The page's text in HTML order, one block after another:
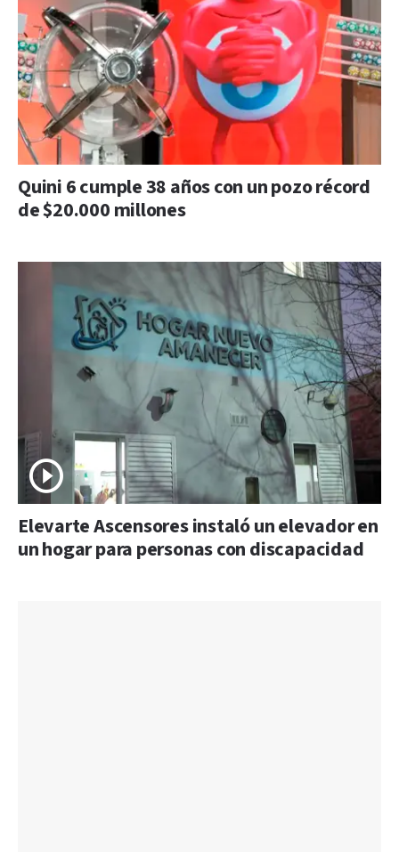
Quini 6 cumple 38 años con un pozo récord
de $20.000 millones
Elevarte Ascensores instaló un elevador en
un hogar para personas con discapacidad